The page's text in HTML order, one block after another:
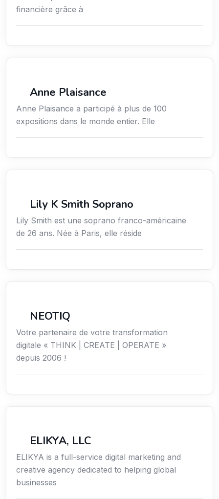
financière grâce à
Anne Plaisance
Anne Plaisance a participé à plus de 100
expositions dans le monde entier. Elle
Lily K Smith Soprano
Lily Smith est une soprano franco-américaine
de 26 ans. Née à Paris, elle réside
NEOTIQ
Votre partenaire de votre transformation
digitale « THINK | CREATE | OPERATE »
depuis 2006 !
ELIKYA, LLC
ELIKYA is a full-service digital marketing and
creative agency dedicated to helping global
businesses